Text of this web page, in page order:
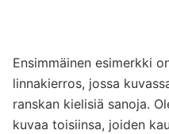
Ensimmäinen esimerkki
linnakierros, jossa
ranskan kielisiä sanoja.
kuvaa toisiinsa, joiden